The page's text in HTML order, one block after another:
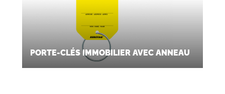
PORTE-CLÉS IMMOBILIER AVEC ANNEAU